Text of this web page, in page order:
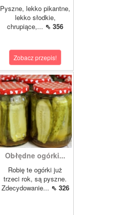
Pyszne, lekko pikantne,
lekko słodkie,
chrupiące,... ⇖ 356
Zobacz przepis!
Obłędne ogórki...
Robię te ogórki już
trzeci rok, są pyszne.
Zdecydowanie... ⇖ 326